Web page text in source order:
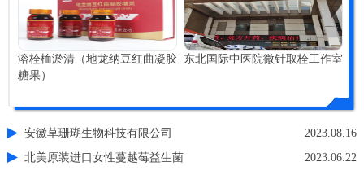
溶栓桖淤清（地龙纳豆红曲凝胶
糖果）
东北国际中医院微针取栓工作室
安徽草珊瑚生物科技有限公司
2023.08.16
北美原装进口女性蔓越莓益生菌
2023.06.22